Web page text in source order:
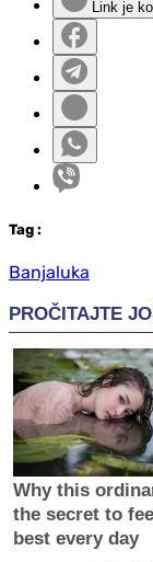
Link je
Tag :
Banjaluka